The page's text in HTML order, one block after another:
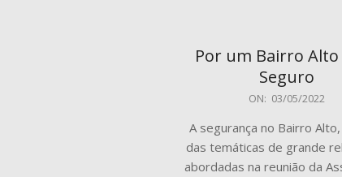
Por um Bairro Alto
Seguro
03
ON: 03/05/2022
A segurança no Bairro
das temáticas de grande
abordadas na reunião da